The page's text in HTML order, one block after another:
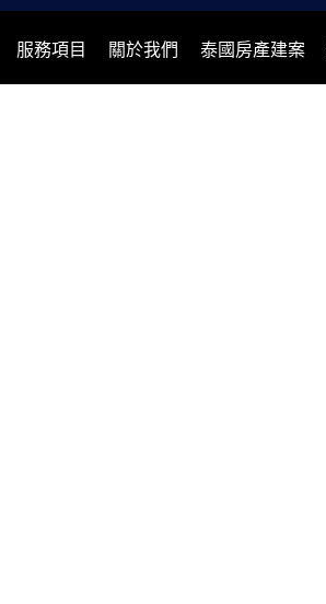
服務項目 關於我們 泰國房產建案